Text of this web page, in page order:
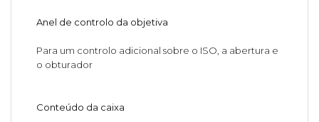
Anel de controlo da objetiva
Para um controlo adicional sobre o ISO, a abertura e
o obturador
Conteúdo da caixa